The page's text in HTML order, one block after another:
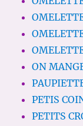
ON
PETIS
PETITS